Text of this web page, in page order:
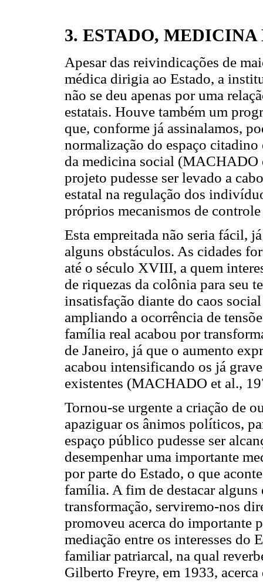
3. ESTADO,
Apesar das reivindicações de
médica dirigia ao Estado, a
não se deu apenas por uma
estatais. Houve também um
que, conforme já assinalamos,
normalização do espaço
da medicina social (MACHADO
projeto pudesse ser levado a
estatal na regulação dos
próprios mecanismos de
Esta empreitada não seria fácil,
alguns obstáculos. As cidades
até o século XVIII, a quem
de riquezas da colônia para seu
insatisfação diante do caos
ampliando a ocorrência de
família real acabou por
de Janeiro, já que o aumento
acabou intensificando os já
existentes (MACHADO et al.,
Tornou-se urgente a criação de
apaziguar os ânimos políticos,
espaço público pudesse ser
desempenhar uma importante
por parte do Estado, o que
família. A fim de destacar alguns
transformação, serviremo-nos
promoveu acerca do importante
mediação entre os interesses do
familiar patriarcal, na qual
Gilberto Freyre, em 1933,